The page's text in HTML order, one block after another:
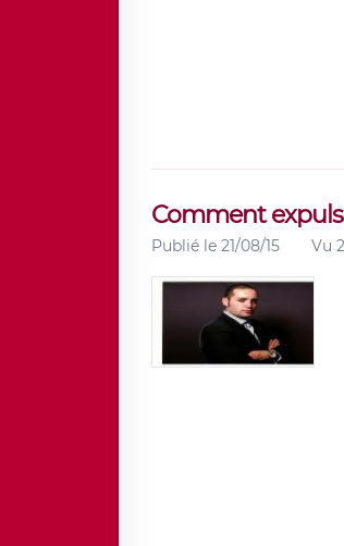
Comment
Publié le 21/08/15 Vu